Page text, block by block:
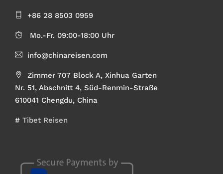
+86 28 8503 0959
Mo.-Fr. 09:00-18:00 Uhr
info@chinareisen.com
Zimmer 707 Block A, Xinhua Garten
Nr. 51, Abschnitt 4, Süd-Renmin-Straße
610041 Chengdu, China
# Tibet Reisen